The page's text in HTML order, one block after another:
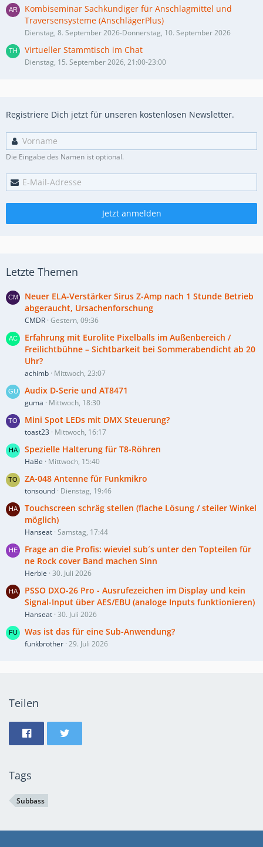
Kombiseminar Sachkundiger für Anschlagmittel und
Traversensysteme (AnschlägerPlus)
Dienstag, 8. September 2026-Donnerstag, 10. September 2026
Virtueller Stammtisch im Chat
Dienstag, 15. September 2026, 21:00-23:00
Registriere Dich jetzt für unseren kostenlosen Newsletter.
Die Eingabe des Namen ist optional.
Jetzt anmelden
Letzte Themen
Neuer ELA-Verstärker Sirus Z-Amp nach 1 Stunde Betrieb
abgeraucht, Ursachenforschung
CMDR Gestern, 09:36
Erfahrung mit Eurolite Pixelballs im Außenbereich /
Freilichtbühne – Sichtbarkeit bei Sommerabendicht ab 20
Uhr?
achimb Mittwoch, 23:07
Audix D-Serie und AT8471
guma Mittwoch, 18:30
Mini Spot LEDs mit DMX Steuerung?
toast23 Mittwoch, 16:17
Spezielle Halterung für T8-Röhren
HaBe Mittwoch, 15:40
ZA-048 Antenne für Funkmikro
tonsound Dienstag, 19:46
Touchscreen schräg stellen (flache Lösung / steiler Winkel
möglich)
Hanseat Samstag, 17:44
Frage an die Profis: wieviel sub´s unter den Topteilen für
ne Rock cover Band machen Sinn
Herbie 30. Juli 2026
PSSO DXO-26 Pro - Ausrufezeichen im Display und kein
Signal-Input über AES/EBU (analoge Inputs funktionieren)
Hanseat 30. Juli 2026
Was ist das für eine Sub-Anwendung?
funkbrother 29. Juli 2026
Teilen
Tags
Subbass